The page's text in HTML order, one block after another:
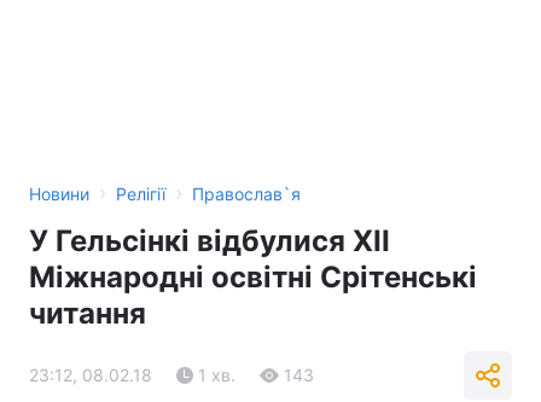
Новини › Релігії › Православ`я
У Гельсінкі відбулися ХІІ
Міжнародні освітні Срітенські
читання
23:12, 08.02.18 1 хв. 143